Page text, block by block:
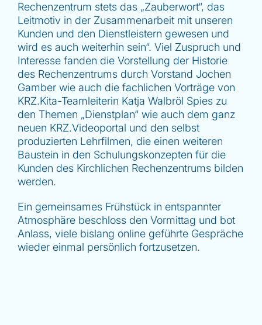
Rechenzentrum stets das „Zauberwort“, das
Leitmotiv in der Zusammenarbeit mit unseren
Kunden und den Dienstleistern gewesen und
wird es auch weiterhin sein“. Viel Zuspruch und
Interesse fanden die Vorstellung der Historie
des Rechenzentrums durch Vorstand Jochen
Gamber wie auch die fachlichen Vorträge von
KRZ.Kita-Teamleiterin Katja Walbröl Spies zu
den Themen „Dienstplan“ wie auch dem ganz
neuen KRZ.Videoportal und den selbst
produzierten Lehrfilmen, die einen weiteren
Baustein in den Schulungskonzepten für die
Kunden des Kirchlichen Rechenzentrums bilden
werden.
Ein gemeinsames Frühstück in entspannter
Atmosphäre beschloss den Vormittag und bot
Anlass, viele bislang online geführte Gespräche
wieder einmal persönlich fortzusetzen.